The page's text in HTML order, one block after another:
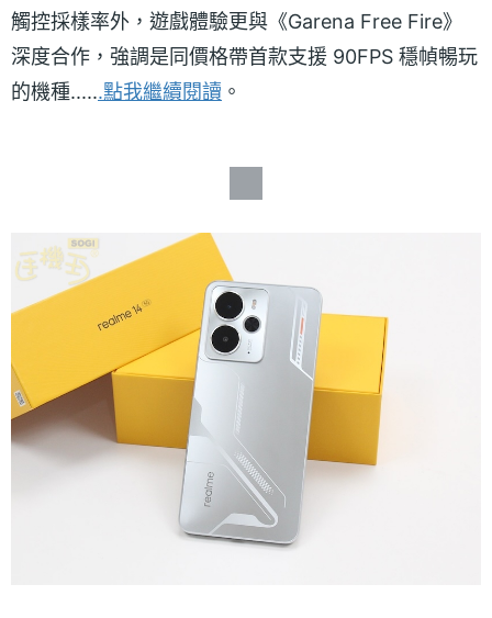
觸控採樣率外，遊戲體驗更與《Garena Free Fire》
深度合作，強調是同價格帶首款支援 90FPS 穩幀暢玩
的機種......點我繼續閱讀 。